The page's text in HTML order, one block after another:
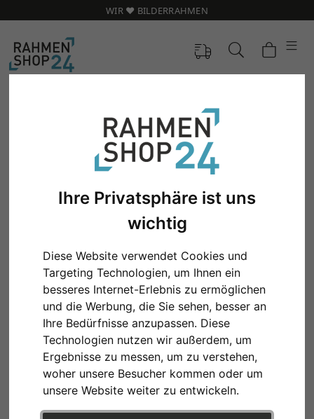
Ihre Privatsphäre ist uns
wichtig
Diese Website verwendet Cookies und
Targeting Technologien, um Ihnen ein
besseres Internet-Erlebnis zu ermöglichen
und die Werbung, die Sie sehen, besser an
Ihre Bedürfnisse anzupassen. Diese
Technologien nutzen wir außerdem, um
Ergebnisse zu messen, um zu verstehen,
woher unsere Besucher kommen oder um
unsere Website weiter zu entwickeln.
WIR ❤️ BILDERRAHMEN
Zurück